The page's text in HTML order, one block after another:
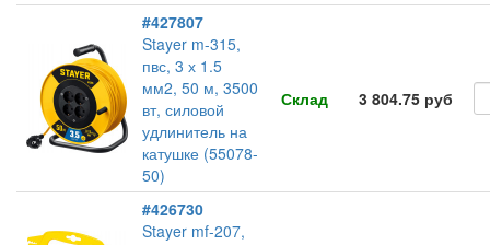
#427807
Stayer m-315,
пвс, 3 х 1.5
мм2, 50 м, 3500
вт, силовой
удлинитель на
катушке (55078-
50)
Склад 3 804.75 руб
#426730
Stayer mf-207,